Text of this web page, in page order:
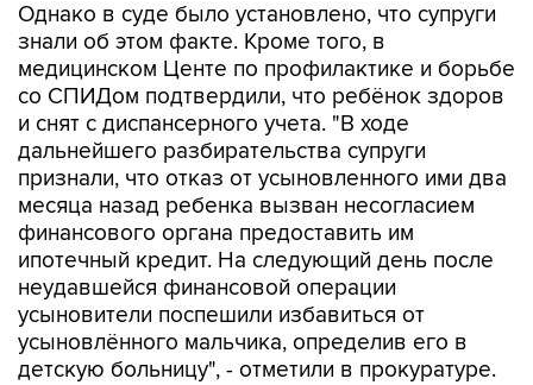
Однако в суде было установлено, что супруги
знали об этом факте. Кроме того, в
медицинском Центе по профилактике и борьбе
со СПИДом подтвердили, что ребёнок здоров
и снят с диспансерного учета. "В ходе
дальнейшего разбирательства супруги
признали, что отказ от усыновленного ими два
месяца назад ребенка вызван несогласием
финансового органа предоставить им
ипотечный кредит. На следующий день после
неудавшейся финансовой операции
усыновители поспешили избавиться от
усыновлённого мальчика, определив его в
детскую больницу", - отметили в прокуратуре.